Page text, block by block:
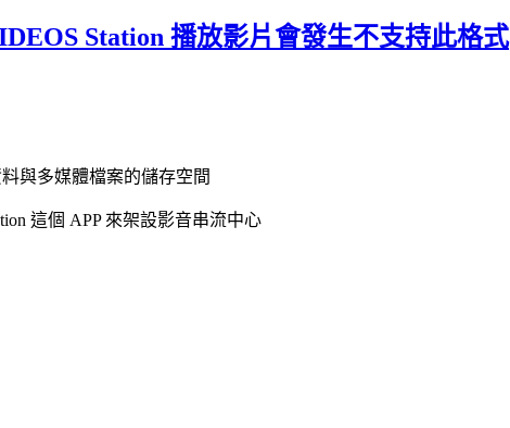
Station 播放影片會發生不支持此格式
與多媒體檔案的儲存空間
這個 APP 來架設影音串流中心